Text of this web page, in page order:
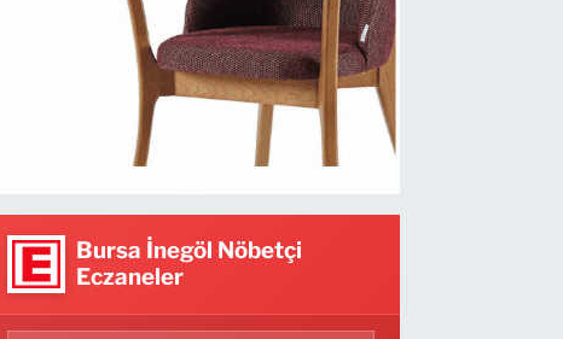
Bursa İnegöl Nöbetçi
Eczaneler